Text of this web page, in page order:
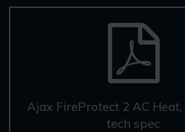
Ajax FireProtect 2 AC Heat,
tech spec